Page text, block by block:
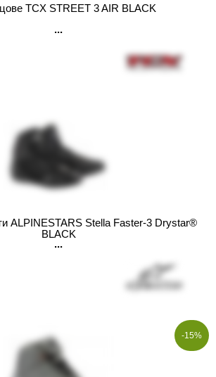
TCX STREET 3 AIR BLACK
ALPINESTARS Stella Faster-3 Drystar®
BLACK
-15%